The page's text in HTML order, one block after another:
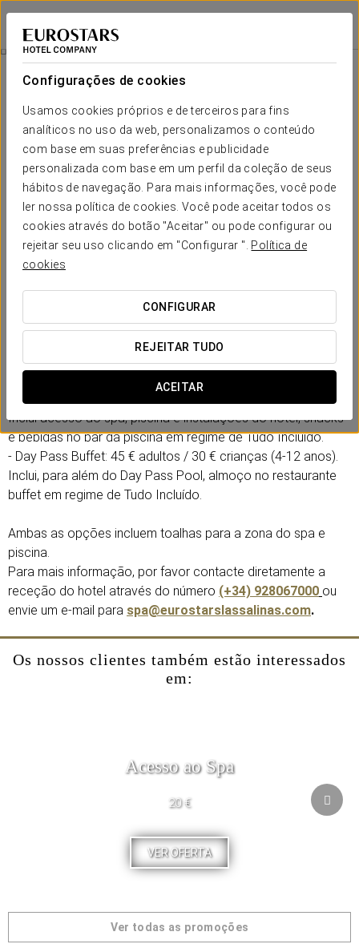
Configurações de cookies
Usamos cookies próprios e de terceiros para fins
analíticos no uso da web, personalizamos o conteúdo
com base em suas preferências e publicidade
personalizada com base em um perfil da coleção de seus
hábitos de navegação. Para mais informações, você pode
ler nossa política de cookies. Você pode aceitar todos os
cookies através do botão "Aceitar" ou pode configurar ou
rejeitar seu uso clicando em "Configurar ". Política de
cookies
CONFIGURAR
REJEITAR TUDO
ACEITAR
Eurostars Las Salinas
FUERTEVENTURA
Day Pass
From € 35
Day Pass
Se não está hospedado connosco mas deseja usufruir de
todos os nossos serviços, oferecemos-lhe a promoção Day
Pass para que possa aproveitar ao máximo a nossa piscina,
o spa, os melhores snacks e o nosso buffet. Dispomos de
- Day Pass Pool: 35 € adultos / 20 € crianças (4-12 anos).
Inclui acesso ao spa, piscina e instalações do hotel, snacks
e bebidas no bar da piscina em regime de Tudo Incluído.
- Day Pass Buffet: 45 € adultos / 30 € crianças (4-12 anos).
Inclui, para além do Day Pass Pool, almoço no restaurante
buffet em regime de Tudo Incluído.
Ambas as opções incluem toalhas para a zona do spa e
piscina.
Para mais informação, por favor contacte diretamente a
receção do hotel através do número (+34) 928067000 ou
envie um e-mail para spa@eurostarslassalinas.com.
Os nossos clientes também estão interessados
em:
Acesso ao Spa
20 €
VER OFERTA
Ver todas as promoções